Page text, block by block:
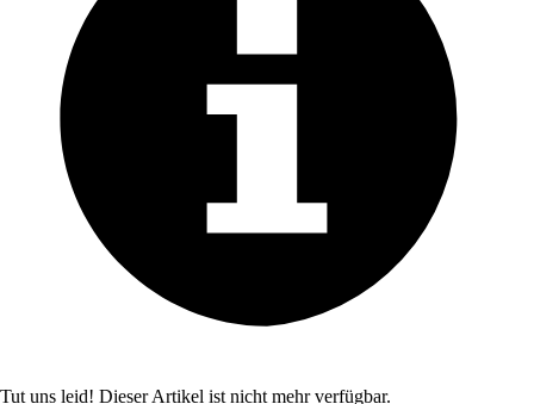
Tut uns leid! Dieser Artikel ist nicht mehr verfügbar.